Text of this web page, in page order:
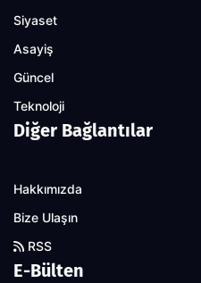
Siyaset
Asayiş
Güncel
Teknoloji
Diğer Bağlantılar
Hakkımızda
Bize Ulaşın
RSS
E-Bülten